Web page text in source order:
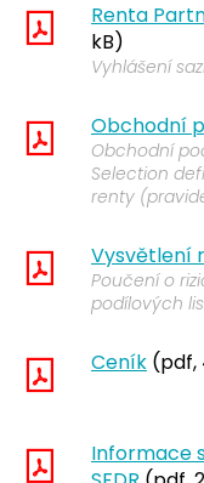
Renta
kB)
Vyhlášení
Obchodní
Obchodní
Selection
renty
Vysvětlení
Poučení o
podílových
Ceník (pdf,
Informace